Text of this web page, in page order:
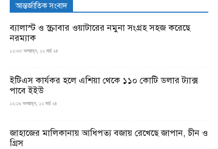
আন্তর্জাতিক সংবাদ
ব্যালাস্ট ও স্ক্রাবার ওয়াটারের নমুনা সংগ্রহ সহজ করেছে
নরম্যাক
১২:৩৩ অপরাহ্ন, ১২ মার্চ ২৪
ইটিএস কার্যকর হলে এশিয়া থেকে ১১০ কোটি ডলার ট্যাক্স
পাবে ইইউ
১২:১৯ অপরাহ্ন, ১২ মার্চ ২৪
জাহাজের মালিকানায় আধিপত্য বজায় রেখেছে জাপান, চীন ও
গ্রিস